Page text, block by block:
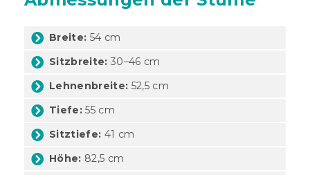
Breite: 54 cm
Sitzbreite: 30–46 cm
Lehnenbreite: 52,5 cm
Tiefe: 55 cm
Sitztiefe: 41 cm
Höhe: 82,5 cm